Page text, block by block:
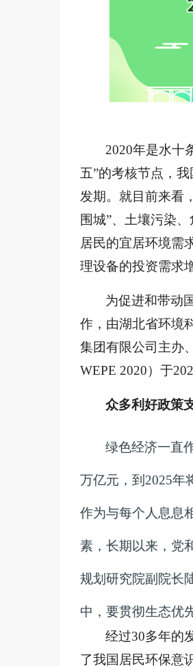
2020年是水十
五”的考核节点，
发期。就目前来看
围城”、土壤污染
居民的宜居环境需
理设备的投资需求
为促进和带动
作，由湖北省环境
集团有限公司主办
WEPE 2020）于
众多利好政策
绿色经济一直
万亿元，到2025年
作为与每个人息息
素，长期以来，党
规划研究院副院长
中，要贯彻生态优
经过30多年的
了我国居民环保意